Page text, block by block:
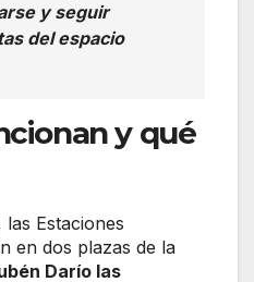
y seguir
del espacio
y qué
Estaciones
en dos plazas de la
Darío las